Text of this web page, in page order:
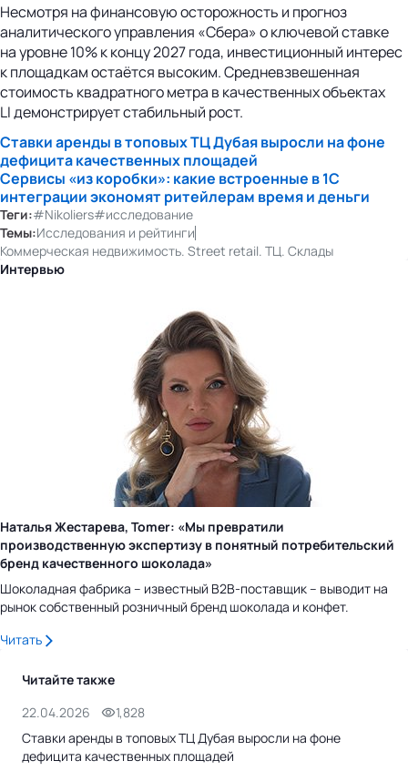
Несмотря на финансовую осторожность и прогноз
аналитического управления «Сбера» о ключевой ставке
на уровне 10% к концу 2027 года, инвестиционный интерес
к площадкам остаётся высоким. Средневзвешенная
стоимость квадратного метра в качественных объектах
LI демонстрирует стабильный рост.
Ставки аренды в топовых ТЦ Дубая выросли на фоне
дефицита качественных площадей
Сервисы «из коробки»: какие встроенные в 1С
интеграции экономят ритейлерам время и деньги
Теги:#Nikoliers#исследование
Темы:Исследования и рейтинги
Коммерческая недвижимость. Street retail. ТЦ. Склады
Интервью
Наталья Жестарева, Tomer: «Мы превратили
производственную экспертизу в понятный потребительский
бренд качественного шоколада»
Шоколадная фабрика – известный B2B-поставщик – выводит на
рынок собственный розничный бренд шоколада и конфет.
Читать
Читайте также
22.04.2026
1,828
Ставки аренды в топовых ТЦ Дубая выросли на фоне
дефицита качественных площадей